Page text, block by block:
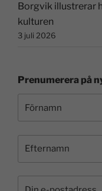
Borgvik illustrerar
kulturen
3 juli 2026
Prenumerera på